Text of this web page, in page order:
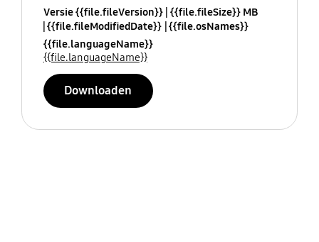
Versie {{file.fileVersion}} {{file.fileSize}} MB
{{file.fileModifiedDate}} {{file.osNames}}
{{file.languageName}}
{{file.languageName}}
Downloaden